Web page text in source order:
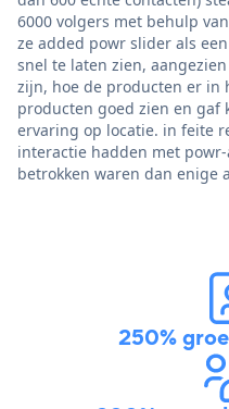
6000 volgers met behulp
ze added powr slider als
snel te laten zien,
zijn, hoe de producten er in
producten goed zien en gaf
ervaring op locatie. in feite
interactie hadden met
betrokken waren dan enige
250%